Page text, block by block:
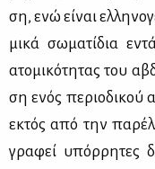
ση, ενώ εί­ναι
μι­κά σω­μα­τί­δια
ατο­μι­κό­τη­τας του
ση ενός πε­ριο­δι­κού
εκτός από την
γρα­φεί υπόρ­ρη­τες